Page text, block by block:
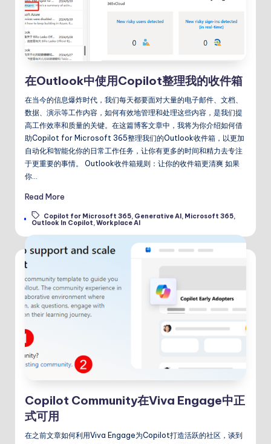
在Outlook中使用Copilot整理我的收件箱
在当今的信息爆炸时代，我们每天都要面对大量的电子邮件、文档、
数据、演示等工作内容，如何有效地管理和处理这些内容，是我们提
高工作效率和质量的关键。在这篇博客文章中，我将为你介绍如何借
助Copilot for Microsoft 365整理我们的Outlook收件箱，以更加
自动化和智能化你的日常工作任务，让你有更多的时间和精力去专注
于更重要的事情。 Outlook收件箱规则：让你的收件箱更清爽 如果
你…
Read More
Tags: Copilot for Microsoft 365, Generative AI, Microsoft 365,
Outlook In Copilot,Workplace AI
Copilot Community在Viva Engage中正
式可用
在之前文章如何利用Viva Engage为Copilot打造活跃的社区，谈到